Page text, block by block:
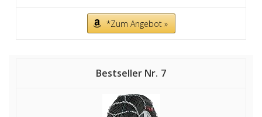
*Zum Angebot »
7